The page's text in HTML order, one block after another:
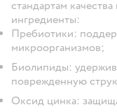
стандартам
ингредиенты:
Пребиотики:
микроорганизмов;
Биолипиды:
поврежденную
Оксид цинка: